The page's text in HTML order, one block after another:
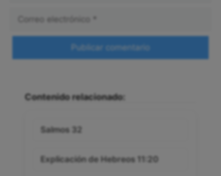
Contenido relacionado:
Salmos 32
Explicación de Hebreos 11:20